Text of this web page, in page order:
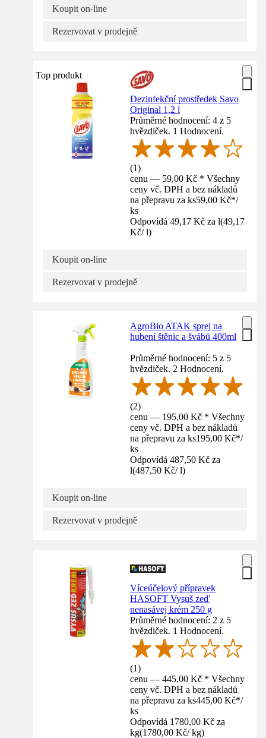
Koupit on-line
Rezervovat v prodejně
Top produkt
Dezinfekční prostředek Savo
Original 1,2 l
Průměrné hodnocení: 4 z 5
hvězdiček. 1 Hodnocení.
(1)
cenu — 59,00 Kč * Všechny
ceny vč. DPH a bez nákladů
na přepravu za ks59,00 Kč*/
ks
Odpovídá 49,17 Kč za l(49,17
Kč/ l)
Koupit on-line
Rezervovat v prodejně
AgroBio ATAK sprej na
hubení štěnic a švábů 400ml
Průměrné hodnocení: 5 z 5
hvězdiček. 2 Hodnocení.
(2)
cenu — 195,00 Kč * Všechny
ceny vč. DPH a bez nákladů
na přepravu za ks195,00 Kč*/
ks
Odpovídá 487,50 Kč za
l(487,50 Kč/ l)
Koupit on-line
Rezervovat v prodejně
Víceúčelový přípravek
HASOFT Vysuš zeď
nenasávej krém 250 g
Průměrné hodnocení: 2 z 5
hvězdiček. 1 Hodnocení.
(1)
cenu — 445,00 Kč * Všechny
ceny vč. DPH a bez nákladů
na přepravu za ks445,00 Kč*/
ks
Odpovídá 1780,00 Kč za
kg(1780,00 Kč/ kg)